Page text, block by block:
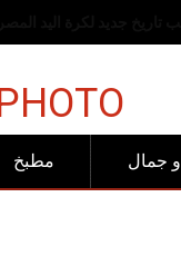
مطبخ جمال